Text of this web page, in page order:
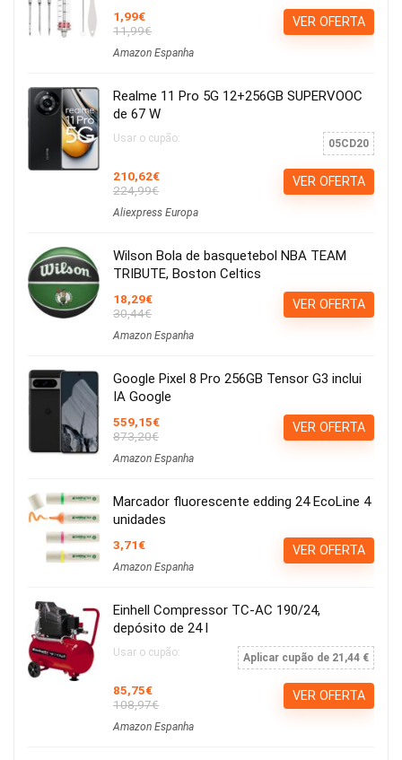
1,99€
11,99€
Amazon Espanha
VER OFERTA
Realme 11 Pro 5G 12+256GB SUPERVOOC
de 67 W
Usar o cupão: 05CD20
210,62€
224,99€
Aliexpress Europa
VER OFERTA
Wilson Bola de basquetebol NBA TEAM
TRIBUTE, Boston Celtics
18,29€
30,44€
Amazon Espanha
VER OFERTA
Google Pixel 8 Pro 256GB Tensor G3 inclui
IA Google
559,15€
873,20€
Amazon Espanha
VER OFERTA
Marcador fluorescente edding 24 EcoLine 4
unidades
3,71€
Amazon Espanha
VER OFERTA
Einhell Compressor TC-AC 190/24,
depósito de 24 l
Usar o cupão: Aplicar cupão de 21,44 €
85,75€
108,97€
Amazon Espanha
VER OFERTA